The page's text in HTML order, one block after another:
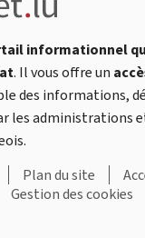
informationnel
. Il vous offre un
des informations,
les administrations
Plan du site
Gestion des cookies